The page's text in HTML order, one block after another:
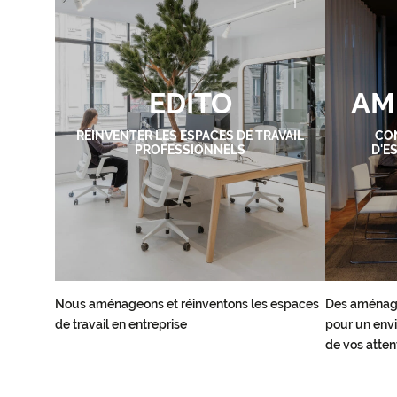
EDITO
RÉINVENTER LES ESPACES DE TRAVAIL
PROFESSIONNELS
Nous aménageons et réinventons les espaces
de travail en entreprise
Des
pour un
de vos